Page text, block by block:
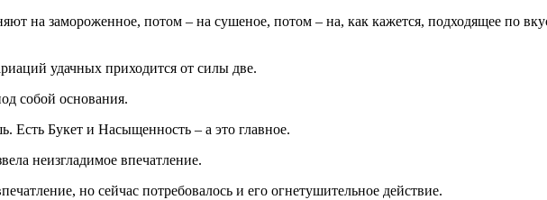
на замороженное, потом – на сушеное, потом – на, как кажется, подходящее по
удачных приходится от силы две.
собой основания.
Есть Букет и Насыщенность – а это главное.
неизгладимое впечатление.
но сейчас потребовалось и его огнетушительное действие.